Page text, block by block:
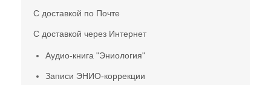
С доставкой по Почте
С доставкой через Интернет
Аудио-книга "Эниология"
Записи ЭНИО-коррекции